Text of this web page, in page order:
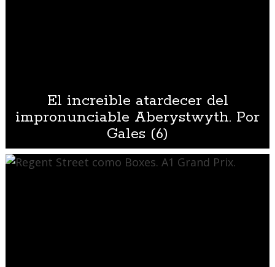
El increible atardecer del
impronunciable Aberystwyth. Por
Gales (6)